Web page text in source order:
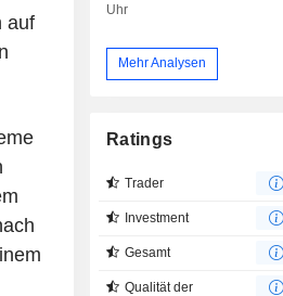
auf
Uhr
Mehr Analysen
Ratings
Trader
Investment
Gesamt
Qualität der